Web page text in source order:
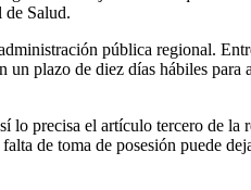
de Salud.
pública regional.
plazo de diez días hábiles para
precisa el artículo tercero de la
de toma de posesión puede